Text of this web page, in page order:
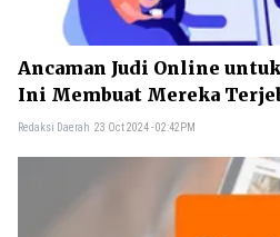
Ancaman Judi Online
Ini Membuat Mereka
Redaksi Daerah 23 Oct 2024 - 02:42PM